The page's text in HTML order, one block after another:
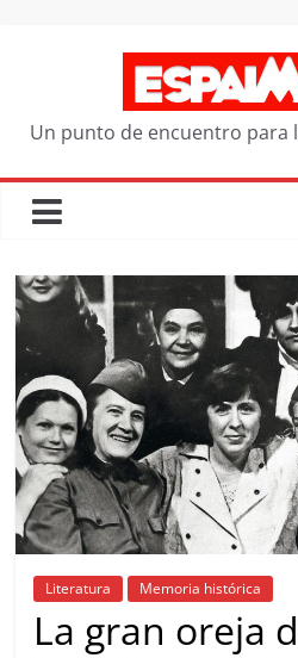
Un punto de encuentro para
Literatura Memoria histórica
La gran oreja